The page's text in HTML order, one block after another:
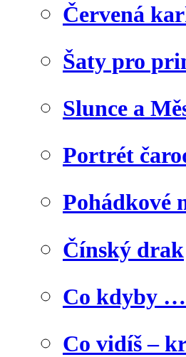
Červená
Šaty pro
Slunce a
Portrét
Pohádkové
Čínský drak
Co kdyby
Co vidíš –